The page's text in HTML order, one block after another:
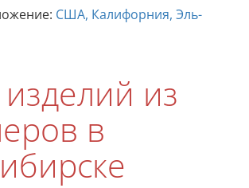
США, Калифорния, Эль-
из
в